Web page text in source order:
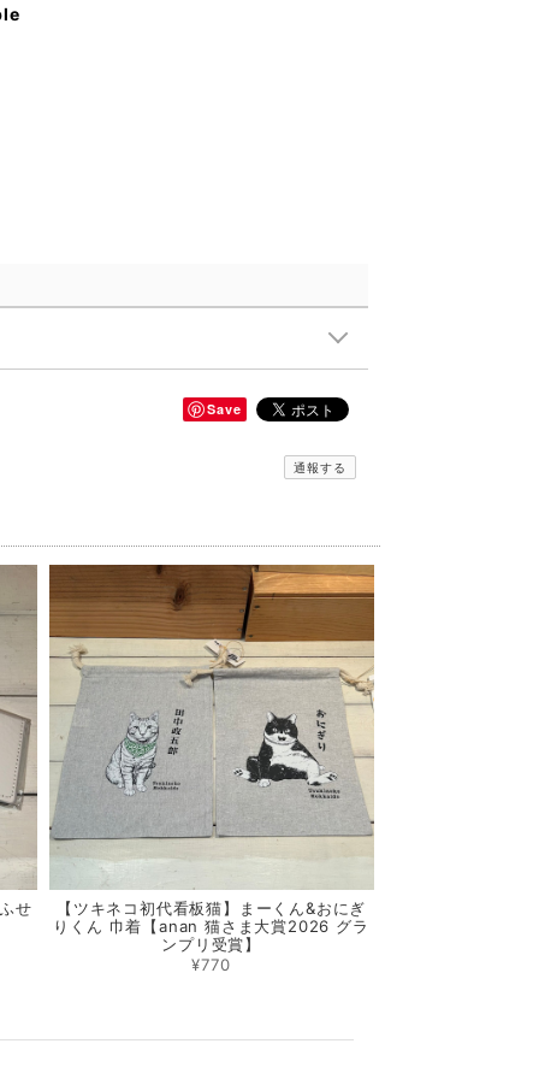
Save
通報する
せ
【ツキネコ初代看板猫】まーくん&おにぎ
りくん 巾着【anan 猫さま大賞2026 グラ
ンプリ受賞】
¥770